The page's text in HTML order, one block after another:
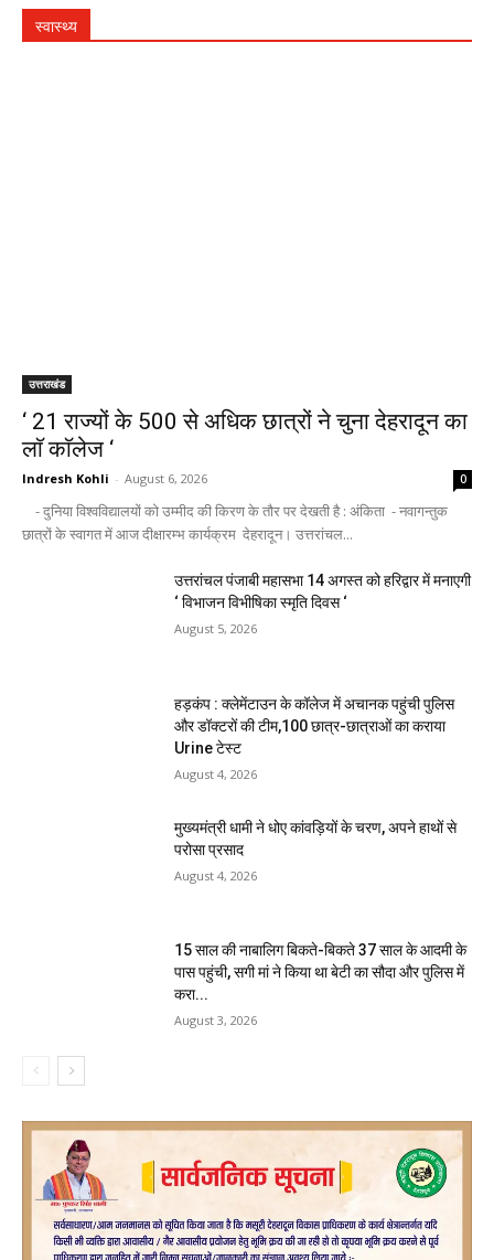
स्वास्थ्य
उत्तराखंड
‘ 21 राज्यों के 500 से अधिक छात्रों ने चुना देहरादून का
लाॅ काॅलेज ‘
Indresh Kohli - August 6, 2026 0
- दुनिया विश्वविद्यालयों को उम्मीद की किरण के तौर पर देखती है : अंकिता - नवागन्तुक
छात्रों के स्वागत में आज दीक्षारम्भ कार्यक्रम देहरादून। उत्तरांचल...
उत्तरांचल पंजाबी महासभा 14 अगस्त को हरिद्वार में मनाएगी
‘ विभाजन विभीषिका स्मृति दिवस ‘
August 5, 2026
हड़कंप : क्लेमेंटाउन के कॉलेज में अचानक पहुंची पुलिस
और डॉक्टरों की टीम,100 छात्र-छात्राओं का कराया
Urine टेस्ट
August 4, 2026
मुख्यमंत्री धामी ने धोए कांवड़ियों के चरण, अपने हाथों से
परोसा प्रसाद
August 4, 2026
15 साल की नाबालिग बिकते-बिकते 37 साल के आदमी के
पास पहुंची, सगी मां ने किया था बेटी का सौदा और पुलिस में
करा...
August 3, 2026